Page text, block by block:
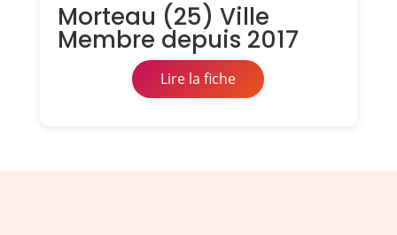
Morteau (25) Ville
Membre depuis 2017
Lire la fiche